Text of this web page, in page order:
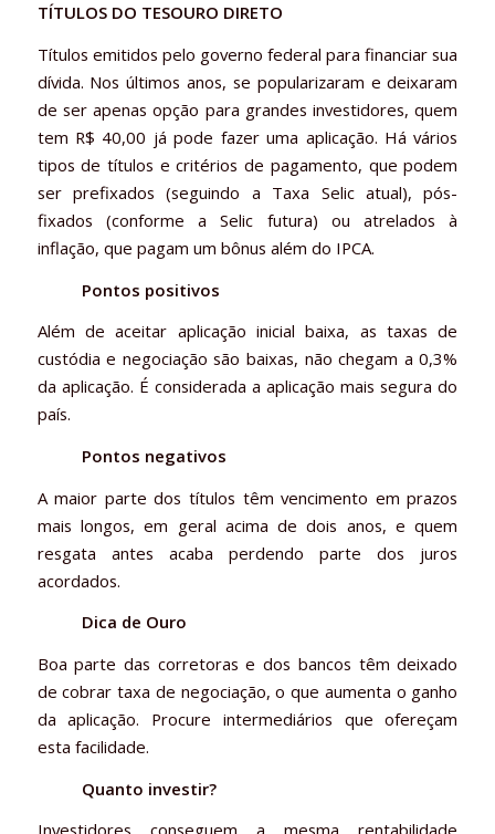
TÍTULOS DO TESOURO DIRETO
Títulos emitidos pelo governo federal para financiar sua
dívida. Nos últimos anos, se popularizaram e deixaram
de ser apenas opção para grandes investidores, quem
tem R$ 40,00 já pode fazer uma aplicação. Há vários
tipos de títulos e critérios de pagamento, que podem
ser prefixados (seguindo a Taxa Selic atual), pós-
fixados (conforme a Selic futura) ou atrelados à
inflação, que pagam um bônus além do IPCA.
Pontos positivos
Além de aceitar aplicação inicial baixa, as taxas de
custódia e negociação são baixas, não chegam a 0,3%
da aplicação. É considerada a aplicação mais segura do
país.
Pontos negativos
A maior parte dos títulos têm vencimento em prazos
mais longos, em geral acima de dois anos, e quem
resgata antes acaba perdendo parte dos juros
acordados.
Dica de Ouro
Boa parte das corretoras e dos bancos têm deixado
de cobrar taxa de negociação, o que aumenta o ganho
da aplicação. Procure intermediários que ofereçam
esta facilidade.
Quanto investir?